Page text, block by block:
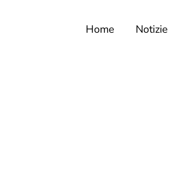
Home Notizie